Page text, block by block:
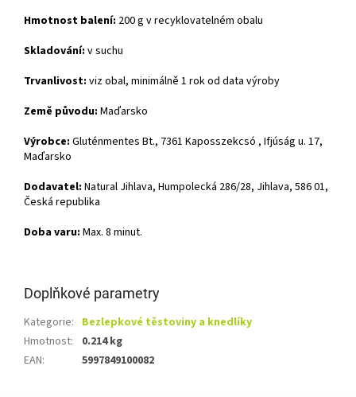
Hmotnost balení: 200 g v recyklovatelném obalu
Skladování: v suchu
Trvanlivost: viz obal, minimálně 1 rok od data výroby
Země původu: Maďarsko
Výrobce: Gluténmentes Bt., 7361 Kaposszekcsó , Ifjúság u. 17,
Maďarsko
Dodavatel: Natural Jihlava, Humpolecká 286/28, Jihlava, 586 01,
Česká republika
Doba varu: Max. 8 minut.
Doplňkové parametry
Kategorie: Bezlepkové těstoviny a knedlíky
Hmotnost:
0.214 kg
EAN: 5997849100082